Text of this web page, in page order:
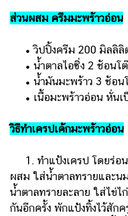
ส่วนผสม ครีมมะพร้าวอ่อน
• วิปปิ้งครีม 200 มิลลิลิ
• น้ำตาลไอซิ่ง 2 ช้อนโ
• น้ำมันมะพร้าว 3 ช้อน
• เนื้อมะพร้าวอ่อน หั่นเ
วิธีทำเครปเค้กมะพร้าวอ่อน
1. ทำแป้งเครป โดยร่อน
ผสม ใส่น้ำตาลทรายและ
น้ำตาลทรายละลาย ใส่ไข่
กันอีกครั้ง พักแป้งทิ้งไว้สักค